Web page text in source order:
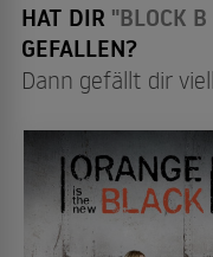
HAT DIR "BLOCK
GEFALLEN?
Dann gefällt dir